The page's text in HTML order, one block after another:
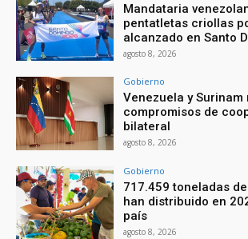
Mandataria
pentatletas criollas
alcanzado en Santo
agosto 8, 2026
Gobierno
Venezuela y
compromisos de
bilateral
agosto 8, 2026
Gobierno
717.459 toneladas
han distribuido en
país
agosto 8, 2026